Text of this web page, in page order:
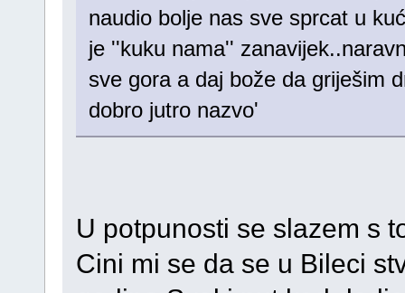
naudio bolje nas sve sprcat u
je ''kuku nama''
sve gora a daj bože da griješim
dobro jutro nazvo'
U potpunosti se slazem s
Cini mi se da se u Bileci